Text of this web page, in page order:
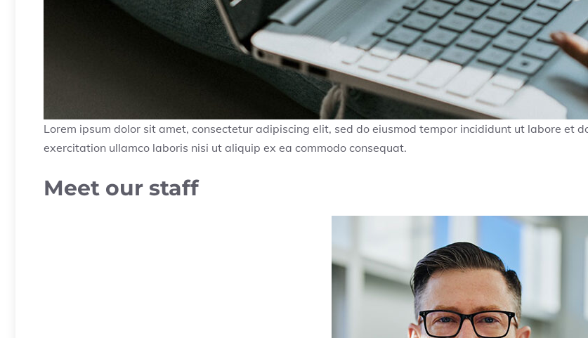
Lorem ipsum dolor sit amet, consectetur adipiscing elit, sed do eiusmod tempor incididunt ut labore et
exercitation ullamco laboris nisi ut aliquip ex ea commodo consequat.
Meet our staff